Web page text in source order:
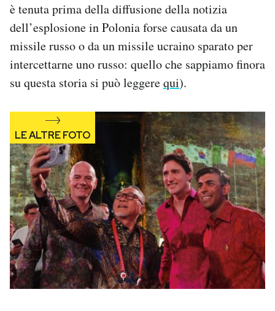
è tenuta prima della diffusione della notizia
dell’esplosione in Polonia forse causata da un
missile russo o da un missile ucraino sparato per
intercettarne uno russo: quello che sappiamo finora
su questa storia si può leggerequi).